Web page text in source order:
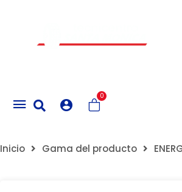
0
Inicio Gama del producto